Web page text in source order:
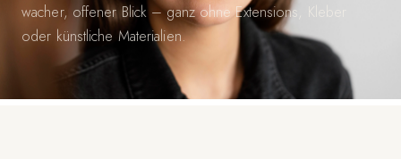
wacher, offener Blick – ganz ohne Extensions, Kleber
oder künstliche Materialien.